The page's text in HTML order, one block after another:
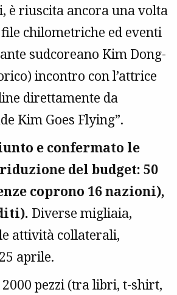
è riuscita ancora una volta
file chilometriche ed eventi
sudcoreano Kim Dong-
incontro con l’attrice
direttamente da
Kim Goes Flying”.
e confermato le
del budget: 50
coprono 16 nazioni),
Diverse migliaia,
attività collaterali,
aprile.
pezzi (tra libri, t-shirt,